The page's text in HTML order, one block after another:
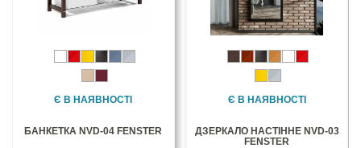
Є В НАЯВНОСТІ
БАНКЕТКА NVD-04 FENSTER
Є В НАЯВНОСТІ
ДЗЕРКАЛО НАСТІННЕ NVD-03
FENSTER